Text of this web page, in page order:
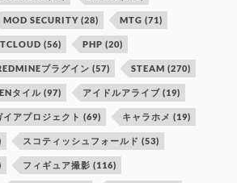
MOD SECURITY (28) MTG (71)
(56) PHP (20)
プラグイン (57) STEAM (270)
タイル (97) アイドルアライブ (19)
イアプロジェクト (69) キャラホメ (19)
スコティッシュフォールド (53)
フィギュア撮影 (116)